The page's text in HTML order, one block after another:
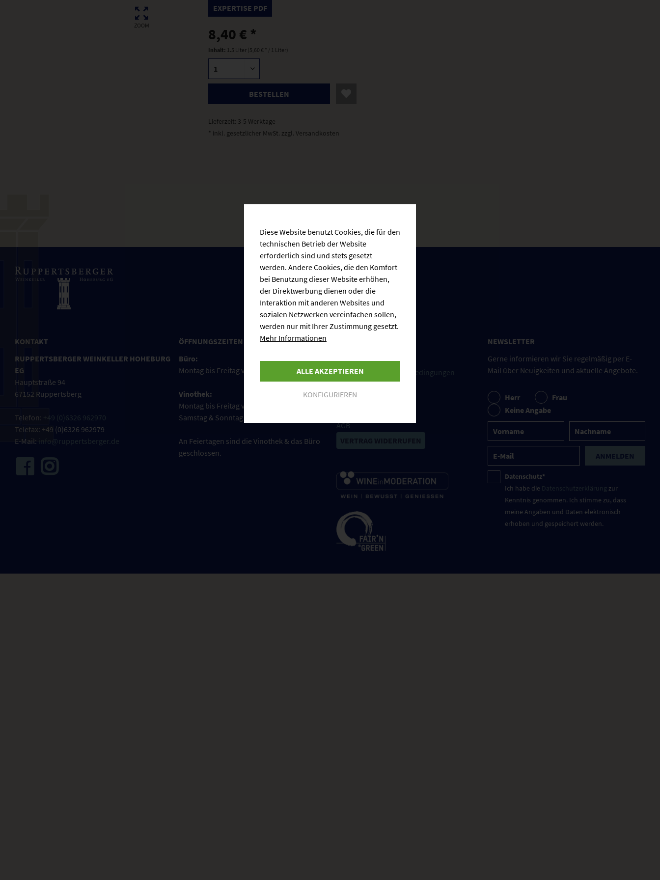
ZOOM
EXPERTISE PDF
8,40 € *
Inhalt: 1.5 Liter (5,60 € * / 1 Liter)
BESTELLEN
Lieferzeit: 3-5 Werktage
* inkl. gesetzlicher MwSt. zzgl. Versandkosten
KONTAKT
RUPPERTSBERGER WEINKELLER HOHEBURG
EG
Hauptstraße 94
67152 Ruppertsberg
Telefon:
+49 (0)6326 962970
Telefax: +49 (0)6326 962979
E-Mail:
info@ruppertsberger.de
ÖFFNUNGSZEITEN
Büro:
Montag bis Freitag von 08:00 bis 17:00 Uhr
Vinothek:
Montag bis Freitag von 09:00 bis 18:00 Uhr
Samstag & Sonntag von 10:00 bis 14:00 Uhr
An Feiertagen sind die Vinothek & das Büro
geschlossen.
Cookie-Einstellungen
Versand und Zahlungsbedingungen
Widerrufsrecht
AGB
NEWSLETTER
Gerne informieren wir Sie regelmäßig per E-
Mail über Neuigkeiten und aktuelle Angebote.
Herr
Frau
Keine Angabe
ANMELDEN
Datenschutz*
Ich habe die Datenschutzerklärung zur
Kenntnis genommen. Ich stimme zu, dass
meine Angaben und Daten elektronisch
erhoben und gespeichert werden.
Diese Website benutzt Cookies, die für den
technischen Betrieb der Website
erforderlich sind und stets gesetzt
werden. Andere Cookies, die den Komfort
bei Benutzung dieser Website erhöhen,
der Direktwerbung dienen oder die
Interaktion mit anderen Websites und
sozialen Netzwerken vereinfachen sollen,
werden nur mit Ihrer Zustimmung gesetzt.
Mehr Informationen
ALLE AKZEPTIEREN
KONFIGURIEREN